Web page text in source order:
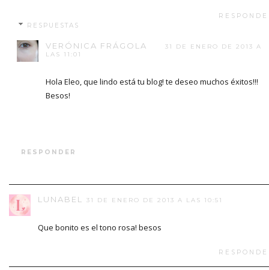
RESPUESTAS
VERÓNICA FRÁGOLA
31 DE ENERO DE 2013 A
LAS 11:01
Hola Eleo, que lindo está tu blog! te deseo muchos éxitos!!!
Besos!
RESPONDER
LUNABEL 31 DE ENERO DE 2013 A LAS 10:51
Que bonito es el tono rosa! besos